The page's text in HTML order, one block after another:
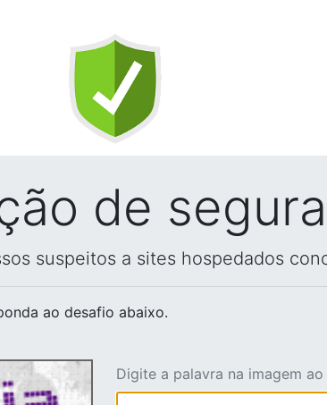
de
suspeitos a sites hospedados
ao desafio abaixo.
Digite a palavra na imagem